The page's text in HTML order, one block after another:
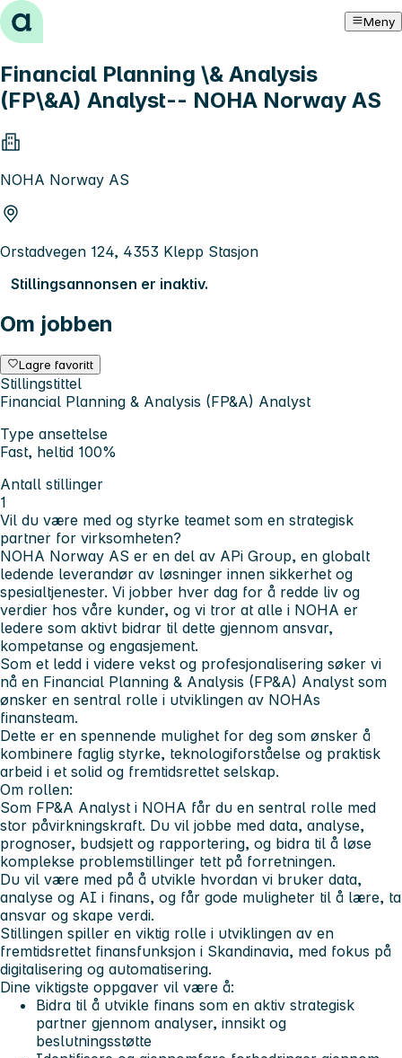
Hopp til innhold Meny
Financial Planning \& Analysis
(FP\&A) Analyst-- NOHA Norway AS
NOHA Norway AS
Orstadvegen 124, 4353 Klepp Stasjon
Stillingsannonsen er inaktiv.
Om jobben
Lagre favoritt
Stillingstittel
Financial Planning & Analysis (FP&A) Analyst
Type ansettelse
Fast, heltid 100%
Antall stillinger
1
Vil du være med og styrke teamet som en strategisk
partner for virksomheten?
NOHA Norway AS er en del av APi Group, en globalt
ledende leverandør av løsninger innen sikkerhet og
spesialtjenester. Vi jobber hver dag for å redde liv og
verdier hos våre kunder, og vi tror at alle i NOHA er
ledere som aktivt bidrar til dette gjennom ansvar,
kompetanse og engasjement.
Som et ledd i videre vekst og profesjonalisering søker vi
nå en Financial Planning & Analysis (FP&A) Analyst som
ønsker en sentral rolle i utviklingen av NOHAs
finansteam.
Dette er en spennende mulighet for deg som ønsker å
kombinere faglig styrke, teknologiforståelse og praktisk
arbeid i et solid og fremtidsrettet selskap.
Om rollen:
Som FP&A Analyst i NOHA får du en sentral rolle med
stor påvirkningskraft. Du vil jobbe med data, analyse,
prognoser, budsjett og rapportering, og bidra til å løse
komplekse problemstillinger tett på forretningen.
Du vil være med på å utvikle hvordan vi bruker data,
analyse og AI i finans, og får gode muligheter til å lære, ta
ansvar og skape verdi.
Stillingen spiller en viktig rolle i utviklingen av en
fremtidsrettet finansfunksjon i Skandinavia, med fokus på
digitalisering og automatisering.
Dine viktigste oppgaver vil være å:
Bidra til å utvikle finans som en aktiv strategisk
partner gjennom analyser, innsikt og
beslutningsstøtte